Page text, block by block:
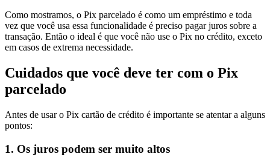
Como mostramos, o Pix parcelado é como um empréstimo e toda
vez que você usa essa funcionalidade é preciso pagar juros sobre a
transação. Então o ideal é que você não use o Pix no crédito, exceto
em casos de extrema necessidade.
Cuidados que você deve ter com o Pix
parcelado
Antes de usar o Pix cartão de crédito é importante se atentar a alguns
pontos:
1. Os juros podem ser muito altos